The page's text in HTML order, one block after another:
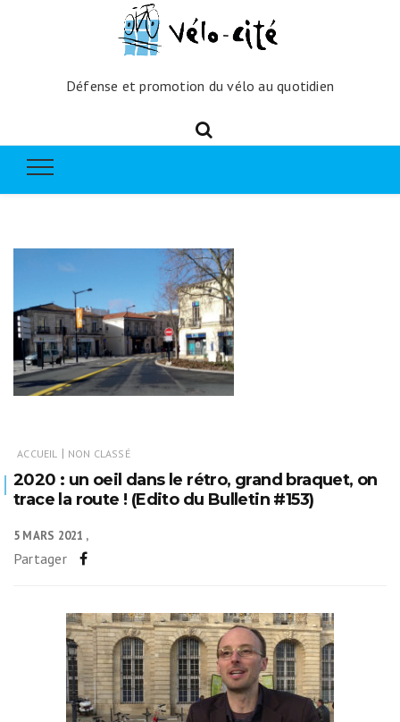
Défense et promotion du vélo au quotidien
ACCUEIL | NON CLASSÉ
2020 : un oeil dans le rétro, grand braquet, on
trace la route ! (Edito du Bulletin #153)
5 MARS 2021
Partager